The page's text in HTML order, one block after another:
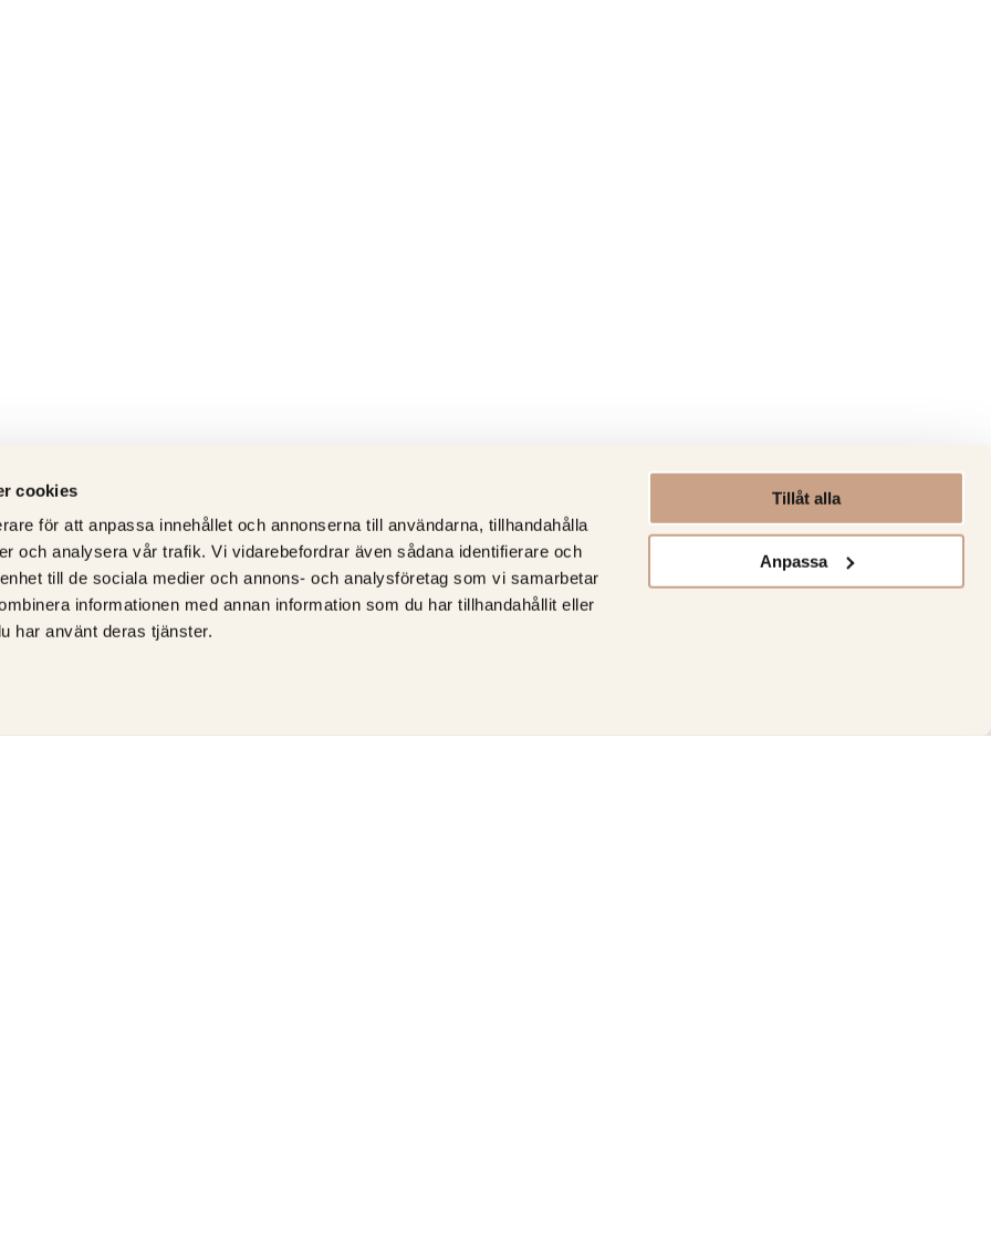
cookies
för att anpassa innehållet och annonserna till användarna, tillhandahålla
och analysera vår trafik. Vi vidarebefordrar även sådana identifierare och
till de sociala medier och annons- och analysföretag som vi samarbetar
informationen med annan information som du har tillhandahållit eller
har använt deras tjänster.
Tillåt alla
Anpassa